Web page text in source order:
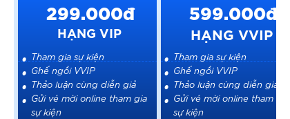
599.000đ
HẠNG VVIP
Tham gia sự kiện
Ghế ngồi VVIP
Thảo luận cùng diễn giả
Gửi vé mời online tham gia
sự kiện
299.000đ
HẠNG VIP
Tham gia sự kiện
Ghế ngồi VVIP
Thảo luận cùng diễn giả
Gửi vé mời online tham gia
sự kiện